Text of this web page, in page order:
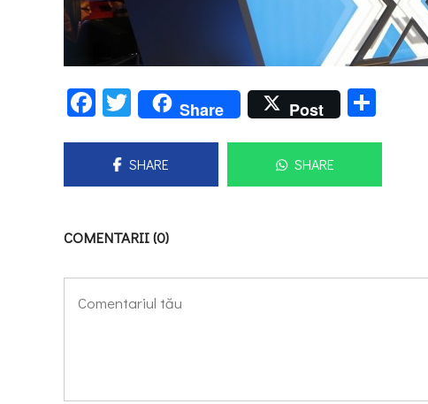
Facebook
Twitter
Share Post
SHARE SHARE
COMENTARII (0)